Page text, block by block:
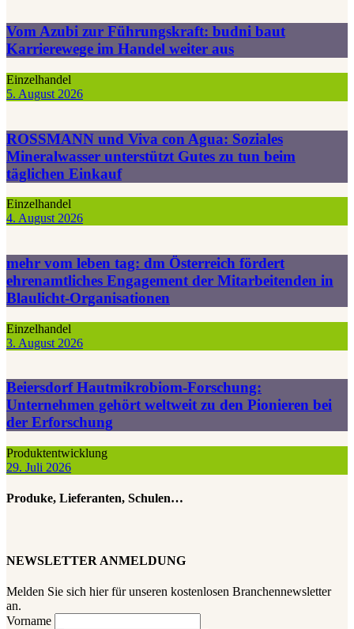
Vom Azubi zur Führungskraft: budni baut
Karrierewege im Handel weiter aus
Einzelhandel
5. August 2026
ROSSMANN und Viva con Agua: Soziales
Mineralwasser unterstützt Gutes zu tun beim
täglichen Einkauf
Einzelhandel
4. August 2026
mehr vom leben tag: dm Österreich fördert
ehrenamtliches Engagement der Mitarbeitenden in
Blaulicht-Organisationen
Einzelhandel
3. August 2026
Beiersdorf Hautmikrobiom-Forschung:
Unternehmen gehört weltweit zu den Pionieren bei
der Erforschung
Produktentwicklung
29. Juli 2026
Produke, Lieferanten, Schulen…
NEWSLETTER ANMELDUNG
Melden Sie sich hier für unseren kostenlosen Branchennewsletter
an.
Vorname